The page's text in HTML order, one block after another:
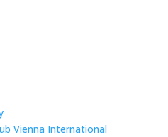
Vienna International